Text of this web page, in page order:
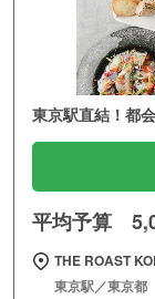
東京駅直結！都
平均予算
THE ROAST
東京駅／東京都